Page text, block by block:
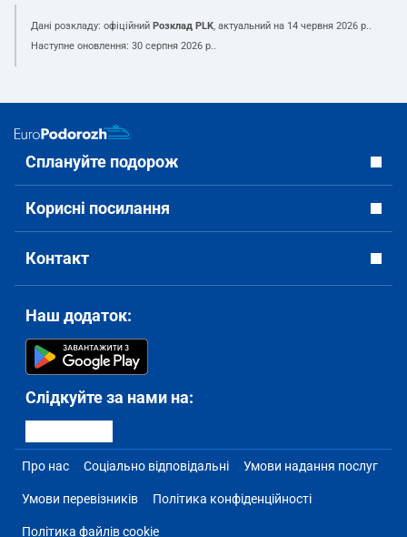
Дані розкладу: офіційний Розклад PLK, актуальний на 14 червня 2026 р..
Наступне оновлення: 30 серпня 2026 р..
Сплануйте подорож
Корисні посилання
Контакт
Наш додаток:
Слідкуйте за нами на:
Про нас Соціально відповідальні Умови надання послуг
Умови перевізників Політика конфіденційності
Політика файлів cookie